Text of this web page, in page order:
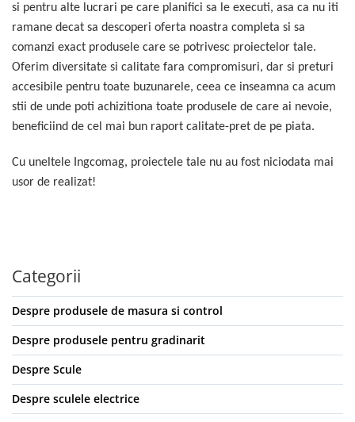
si pentru alte lucrari pe care planifici sa le executi, asa ca nu iti
ramane decat sa descoperi oferta noastra completa si sa
comanzi exact produsele care se potrivesc proiectelor tale.
Oferim diversitate si calitate fara compromisuri, dar si preturi
accesibile pentru toate buzunarele, ceea ce inseamna ca acum
stii de unde poti achizitiona toate produsele de care ai nevoie,
beneficiind de cel mai bun raport calitate-pret de pe piata.
Cu uneltele Ingcomag, proiectele tale nu au fost niciodata mai
usor de realizat!
Categorii
Despre produsele de masura si control
Despre produsele pentru gradinarit
Despre Scule
Despre sculele electrice